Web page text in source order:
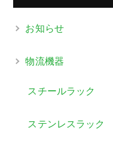
お知らせ
物流機器
スチールラック
ステンレスラック